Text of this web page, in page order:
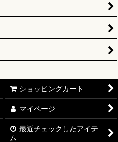
ショッピングカート
マイページ
最近チェックしたアイテ
ム